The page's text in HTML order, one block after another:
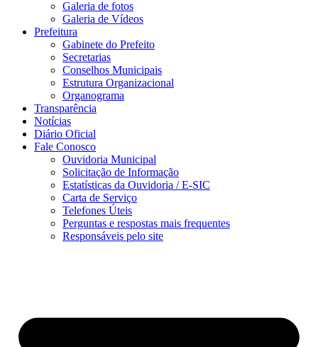
Galeria de fotos
Galeria de Vídeos
Prefeitura
Gabinete do Prefeito
Secretarias
Conselhos Municipais
Estrutura Organizacional
Organograma
Transparência
Notícias
Diário Oficial
Fale Conosco
Ouvidoria Municipal
Solicitação de Informação
Estatísticas da Ouvidoria / E-SIC
Carta de Serviço
Telefones Úteis
Perguntas e respostas mais frequentes
Responsáveis pelo site